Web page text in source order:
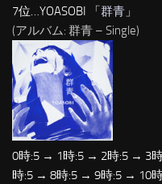
7位…YOASOBI 「 群青 」
(アルバム: 群青 – Single)
0時:5 → 1時:5 → 2時:5 → 3
時:5 → 8時:5 → 9時:5 → 10